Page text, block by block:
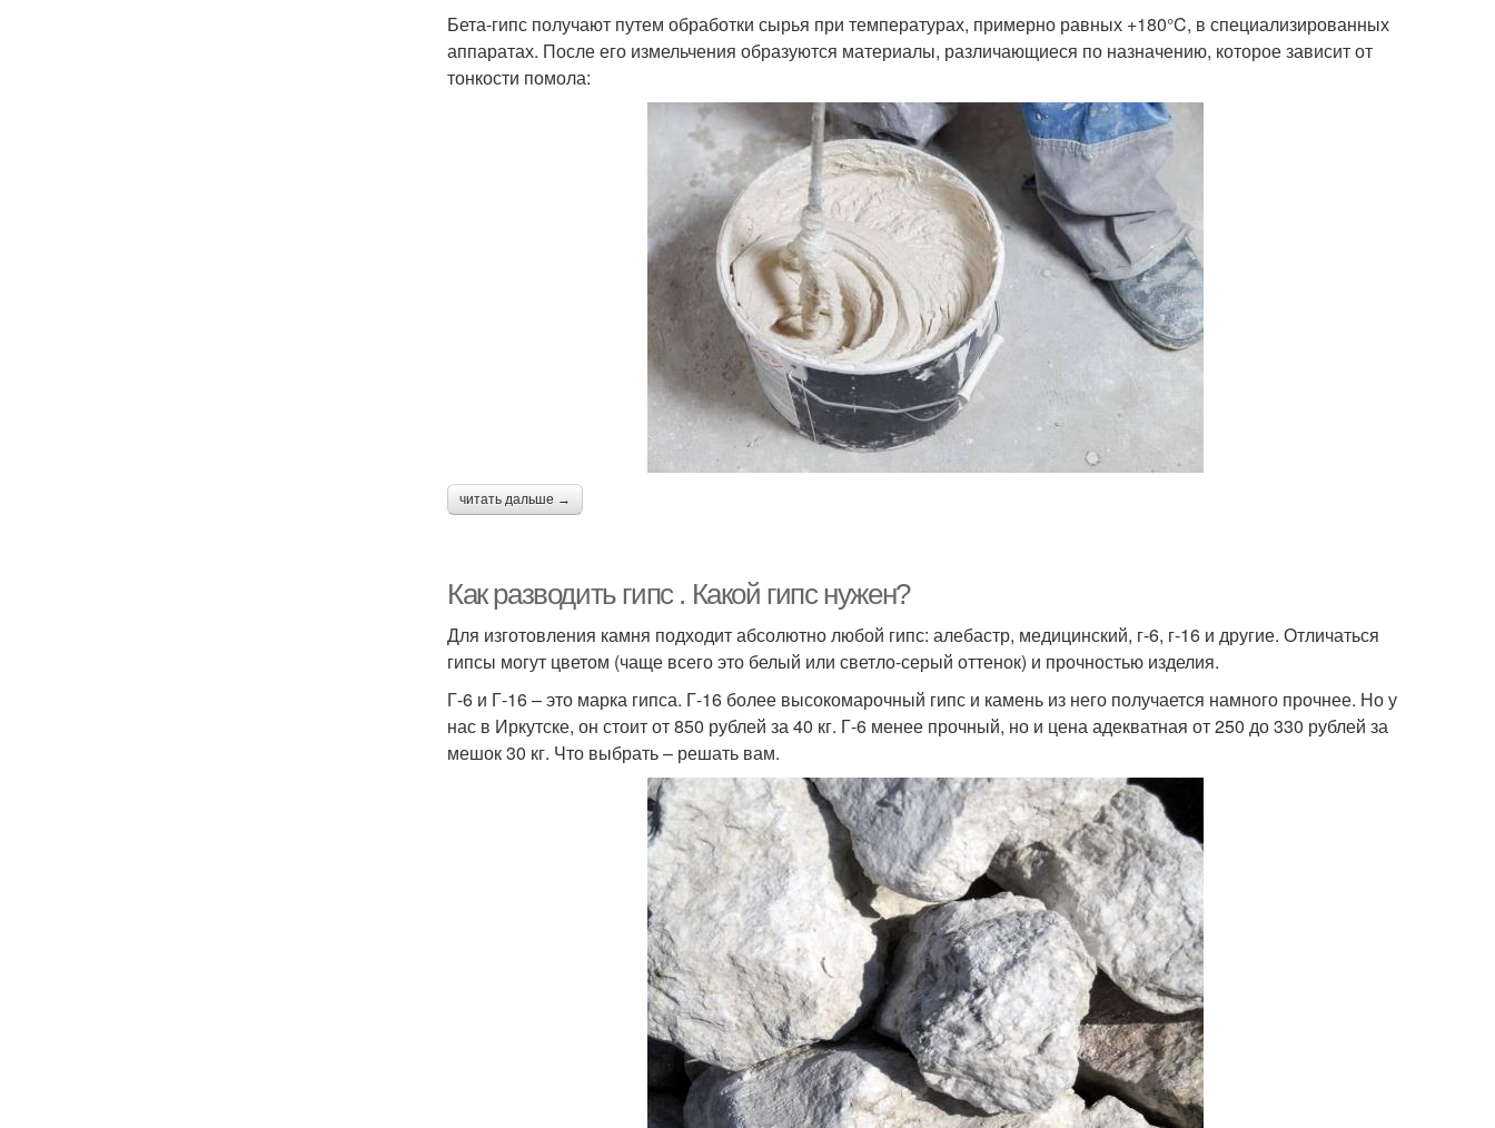
Бета-гипс получают путем обработки сырья при температурах, примерно равных +180°C, в специализированных
аппаратах. После его измельчения образуются материалы, различающиеся по назначению, которое зависит от
тонкости помола:
читать дальше →
Как разводить гипс . Какой гипс нужен?
Для изготовления камня подходит абсолютно любой гипс: алебастр, медицинский, г-6, г-16 и другие. Отличаться
гипсы могут цветом (чаще всего это белый или светло-серый оттенок) и прочностью изделия.
Г-6 и Г-16 – это марка гипса. Г-16 более высокомарочный гипс и камень из него получается намного прочнее. Но у
нас в Иркутске, он стоит от 850 рублей за 40 кг. Г-6 менее прочный, но и цена адекватная от 250 до 330 рублей за
мешок 30 кг. Что выбрать – решать вам.